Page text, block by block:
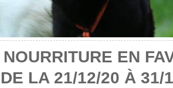
EN
LA 21/12/20 À 31/